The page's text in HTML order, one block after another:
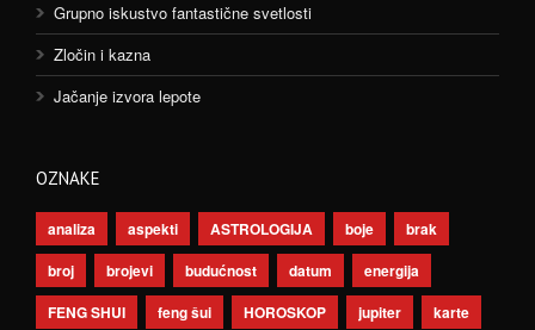
Grupno iskustvo fantastične svetlosti
Zločin i kazna
Jačanje izvora lepote
OZNAKE
analiza aspekti ASTROLOGIJA boje
brak
broj
brojevi budućnost datum
energija
FENG SHUI
feng šui HOROSKOP jupiter karte